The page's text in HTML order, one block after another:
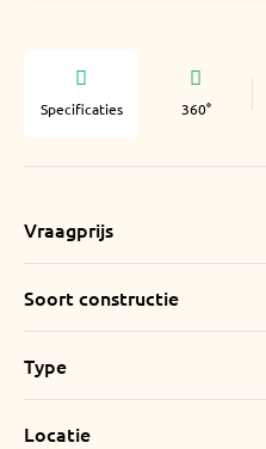
Specificaties 360°
Vraagprijs
Soort constructie
Type
Locatie